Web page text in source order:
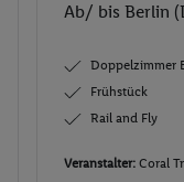
Ab/ bis Berlin
Doppelzimmer
Frühstück
Rail and Fly
Veranstalter: Coral